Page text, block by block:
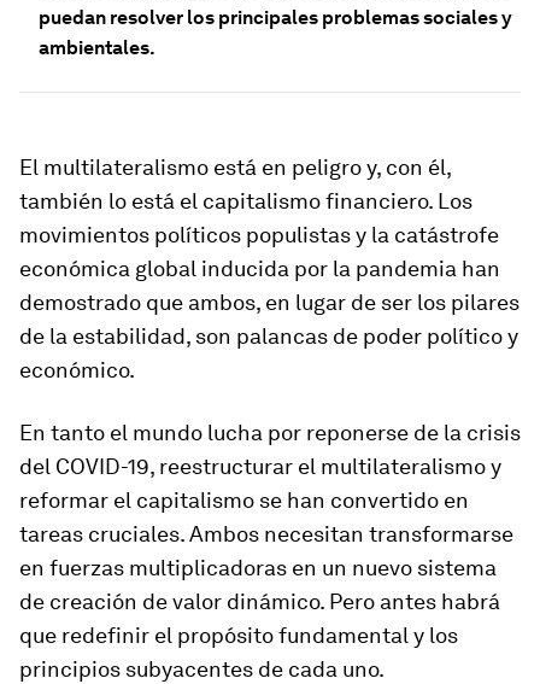
puedan resolver los principales problemas sociales y
ambientales.
El multilateralismo está en peligro y, con él,
también lo está el capitalismo financiero. Los
movimientos políticos populistas y la catástrofe
económica global inducida por la pandemia han
demostrado que ambos, en lugar de ser los pilares
de la estabilidad, son palancas de poder político y
económico.
En tanto el mundo lucha por reponerse de la crisis
del COVID-19, reestructurar el multilateralismo y
reformar el capitalismo se han convertido en
tareas cruciales. Ambos necesitan transformarse
en fuerzas multiplicadoras en un nuevo sistema
de creación de valor dinámico. Pero antes habrá
que redefinir el propósito fundamental y los
principios subyacentes de cada uno.